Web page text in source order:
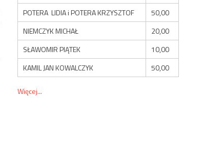
POTERA LIDIA i POTERA KRZYSZTOF
50,00
NIEMCZYK MICHAŁ
20,00
SŁAWOMIR PIĄTEK
10,00
KAMIL JAN KOWALCZYK
50,00
Więcej...